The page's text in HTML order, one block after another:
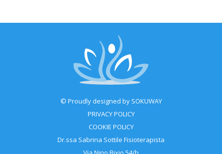
© Proudly designed by SOKUWAY
PRIVACY POLICY
COOKIE POLICY
Dr.ssa Sabrina Sottile Fisioterapista